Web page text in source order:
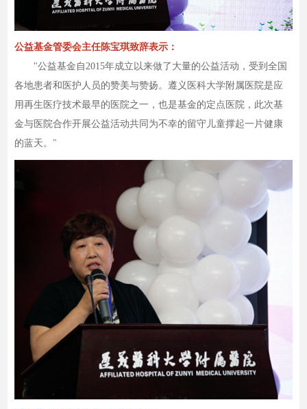
公益基金管委会主任陈宝琪致辞表示：
"公益基金自2015年成立以来做了大量的公益活动，受到全国
各地患者和医护人员的赞美与赞扬。遵义医科大学附属医院是应
用再生医疗技术最早的医院之一，也是基金的定点医院，此次基
金与医院合作开展公益活动共同为不幸的留守儿童撑起一片健康
的蓝天。"